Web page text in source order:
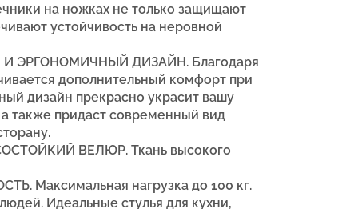
на ножках не только защищают
устойчивость на неровной
ЭРГОНОМИЧНЫЙ ДИЗАЙН. Благодаря
дополнительный комфорт при
дизайн прекрасно украсит вашу
также придаст современный вид
ВЕЛЮР. Ткань высокого
Максимальная нагрузка до 100 кг.
Идеальные стулья для кухни,